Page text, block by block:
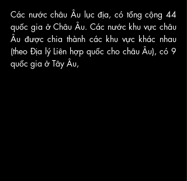
Các nước châu Âu lục địa, có tổng cộng 44
quốc gia ở Châu Âu. Các nước khu vực châu
Âu được chia thành các khu vực khác nhau
(theo Địa lý Liên hợp quốc cho châu Âu), có 9
quốc gia ở Tây Âu,